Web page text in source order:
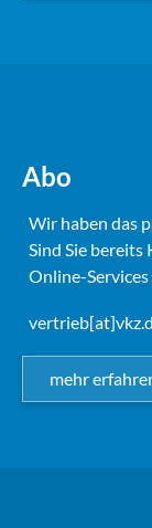
Abo
Wir haben das
Sind Sie bereits
Online-Services
mehr